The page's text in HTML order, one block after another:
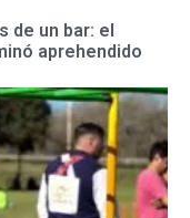
de un bar: el
aprehendido